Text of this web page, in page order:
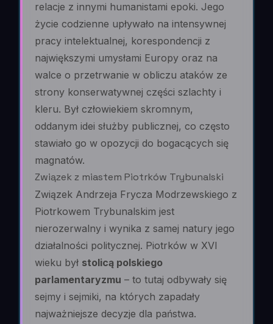
relacje z innymi humanistami epoki. Jego
życie codzienne upływało na intensywnej
pracy intelektualnej, korespondencji z
największymi umysłami Europy oraz na
walce o przetrwanie w obliczu ataków ze
strony konserwatywnej części szlachty i
kleru. Był człowiekiem skromnym,
oddanym idei służby publicznej, co często
stawiało go w opozycji do bogacących się
magnatów.
Związek z miastem Piotrków Trybunalski
Związek Andrzeja Frycza Modrzewskiego z
Piotrkowem Trybunalskim jest
nierozerwalny i wynika z samej natury jego
działalności politycznej. Piotrków w XVI
wieku był stolicą polskiego
parlamentaryzmu – to tutaj odbywały się
sejmy i sejmiki, na których zapadały
najważniejsze decyzje dla państwa.